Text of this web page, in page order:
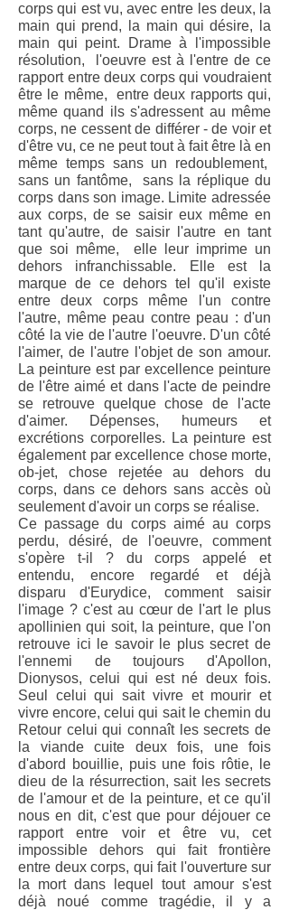
corps qui est vu, avec entre les deux, la
main qui prend, la main qui désire, la
main qui peint. Drame à l'impossible
résolution, l'oeuvre est à l'entre de ce
rapport entre deux corps qui voudraient
être le même, entre deux rapports qui,
même quand ils s'adressent au même
corps, ne cessent de différer - de voir et
d'être vu, ce ne peut tout à fait être là en
même temps sans un redoublement,
sans un fantôme, sans la réplique du
corps dans son image. Limite adressée
aux corps, de se saisir eux même en
tant qu'autre, de saisir l'autre en tant
que soi même, elle leur imprime un
dehors infranchissable. Elle est la
marque de ce dehors tel qu'il existe
entre deux corps même l'un contre
l'autre, même peau contre peau : d'un
côté la vie de l'autre l'oeuvre. D'un côté
l'aimer, de l'autre l'objet de son amour.
La peinture est par excellence peinture
de l'être aimé et dans l'acte de peindre
se retrouve quelque chose de l'acte
d'aimer. Dépenses, humeurs et
excrétions corporelles. La peinture est
également par excellence chose morte,
ob-jet, chose rejetée au dehors du
corps, dans ce dehors sans accès où
seulement d'avoir un corps se réalise.
Ce passage du corps aimé au corps
perdu, désiré, de l'oeuvre, comment
s'opère t-il ? du corps appelé et
entendu, encore regardé et déjà
disparu d'Eurydice, comment saisir
l'image ? c'est au cœur de l'art le plus
apollinien qui soit, la peinture, que l'on
retrouve ici le savoir le plus secret de
l'ennemi de toujours d'Apollon,
Dionysos, celui qui est né deux fois.
Seul celui qui sait vivre et mourir et
vivre encore, celui qui sait le chemin du
Retour celui qui connaît les secrets de
la viande cuite deux fois, une fois
d'abord bouillie, puis une fois rôtie, le
dieu de la résurrection, sait les secrets
de l'amour et de la peinture, et ce qu'il
nous en dit, c'est que pour déjouer ce
rapport entre voir et être vu, cet
impossible dehors qui fait frontière
entre deux corps, qui fait l'ouverture sur
la mort dans lequel tout amour s'est
déjà noué comme tragédie, il y a